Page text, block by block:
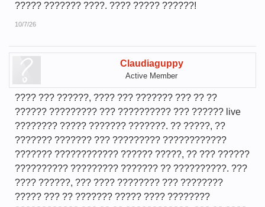
????? ??????? ????. ???? ????? ??????!
10/7/26
Claudiaguppy
Active Member
???? ??? ??????, ???? ??? ??????? ??? ?? ??
?????? ????????? ??? ?????????? ??? ?????? live
???????? ????? ??????? ???????. ?? ?????, ??
??????? ??????? ??? ????????? ????????????
??????? ???????????? ?????? ?????, ?? ??? ??????
?????????? ????????? ??????? ?? ??????????. ???
???? ??????, ??? ???? ???????? ??? ????????
????? ??? ?? ??????? ????? ???? ????????